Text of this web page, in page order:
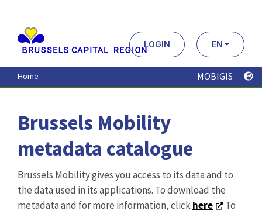
contenu
principal
LOGIN EN
Home MOBIGIS
Brussels Mobility
metadata catalogue
Brussels Mobility gives you access to its data and to
the data used in its applications. To download the
metadata and for more information, clickhere
To